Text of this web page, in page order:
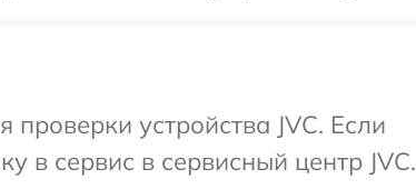
устройства JVC. Если
в сервис в сервисный центр JVC.